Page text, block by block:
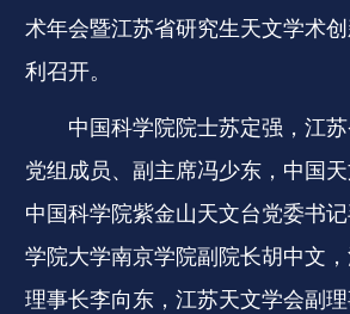
术年会暨江苏省研究生天文学术
利召开。
中国科学院院士苏定强，江
党组成员、副主席冯少东，中国天
中国科学院紫金山天文台党委书
学院大学南京学院副院长胡中文
理事长李向东，江苏天文学会副